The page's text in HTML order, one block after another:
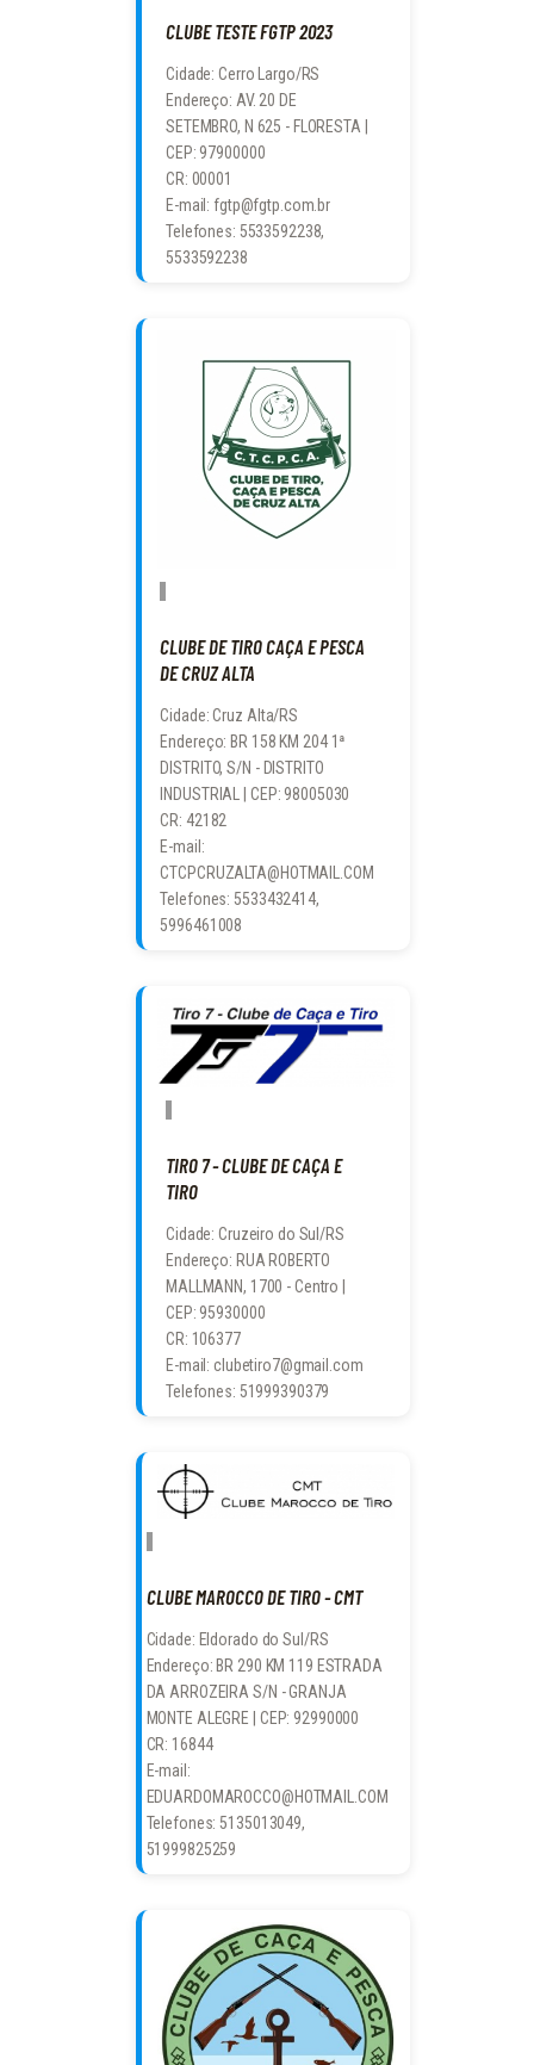
CLUBE TESTE FGTP 2023
Cidade: Cerro Largo/RS
Endereço: AV. 20 DE
SETEMBRO, N 625 - FLORESTA |
CEP: 97900000
CR: 00001
E-mail: fgtp@fgtp.com.br
Telefones: 5533592238,
5533592238
CLUBE DE TIRO CAÇA E PESCA
DE CRUZ ALTA
Cidade: Cruz Alta/RS
Endereço: BR 158 KM 204 1ª
DISTRITO, S/N - DISTRITO
INDUSTRIAL | CEP: 98005030
CR: 42182
E-mail:
CTCPCRUZALTA@HOTMAIL.COM
Telefones: 5533432414,
5996461008
TIRO 7 - CLUBE DE CAÇA E
TIRO
Cidade: Cruzeiro do Sul/RS
Endereço: RUA ROBERTO
MALLMANN, 1700 - Centro |
CEP: 95930000
CR: 106377
E-mail: clubetiro7@gmail.com
Telefones: 51999390379
CLUBE MAROCCO DE TIRO - CMT
Cidade: Eldorado do Sul/RS
Endereço: BR 290 KM 119 ESTRADA
DA ARROZEIRA S/N - GRANJA
MONTE ALEGRE | CEP: 92990000
CR: 16844
E-mail:
EDUARDOMAROCCO@HOTMAIL.COM
Telefones: 5135013049,
51999825259